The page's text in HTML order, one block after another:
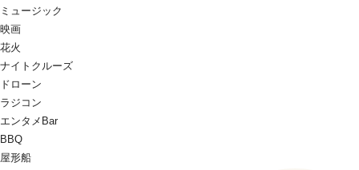
ミュージック
映画
花火
ナイトクルーズ
ドローン
ラジコン
エンタメBar
BBQ
屋形船